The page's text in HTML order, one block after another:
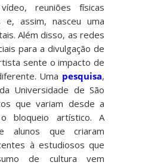
reuniões físicas
e, assim, nasceu uma
Além disso, as redes
para a divulgação de
sente o impacto de
Uma pesquisa,
Universidade de São
que variam desde a
bloqueio artístico. A
alunos que criaram
à estudiosos que
de cultura vem